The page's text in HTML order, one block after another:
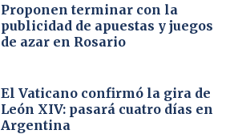
Proponen terminar con la
publicidad de apuestas y juegos
de azar en Rosario
El Vaticano confirmó la gira de
León XIV: pasará cuatro días en
Argentina